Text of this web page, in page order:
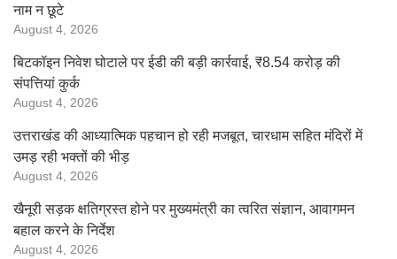
नाम न छूटे
August 4, 2026
बिटकॉइन निवेश घोटाले पर ईडी की बड़ी कार्रवाई, ₹8.54 करोड़ की
संपत्तियां कुर्क
August 4, 2026
उत्तराखंड की आध्यात्मिक पहचान हो रही मजबूत, चारधाम सहित मंदिरों में
उमड़ रही भक्तों की भीड़
August 4, 2026
खैनूरी सड़क क्षतिग्रस्त होने पर मुख्यमंत्री का त्वरित संज्ञान, आवागमन
बहाल करने के निर्देश
August 4, 2026